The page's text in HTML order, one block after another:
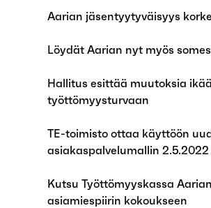
Aarian jäsentyytyväisyys
Löydät Aarian nyt myös
Hallitus esittää muutoksia
työttömyysturvaan
TE-toimisto ottaa käyttöön
asiakaspalvelumallin 2.5.2022
Kutsu Työttömyyskassa
asiamiespiirin kokoukseen